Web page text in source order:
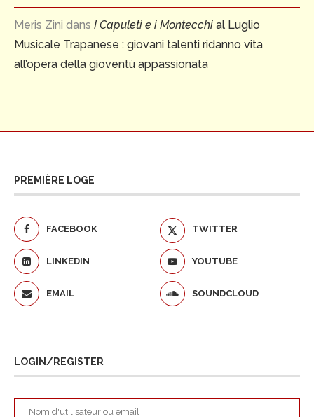
Meris Zini dans I Capuleti e i Montecchi al Luglio
Musicale Trapanese : giovani talenti ridanno vita
all’opera della gioventù appassionata
PREMIÈRE LOGE
FACEBOOK TWITTER
LINKEDIN YOUTUBE
EMAIL SOUNDCLOUD
LOGIN/REGISTER